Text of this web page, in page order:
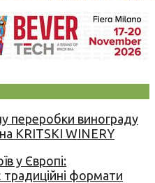
переробки винограду
KRITSKI WINERY
у Європі:
традиційні формати